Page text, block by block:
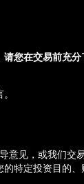
您在交易前充
意见，或我们交
特定投资目的